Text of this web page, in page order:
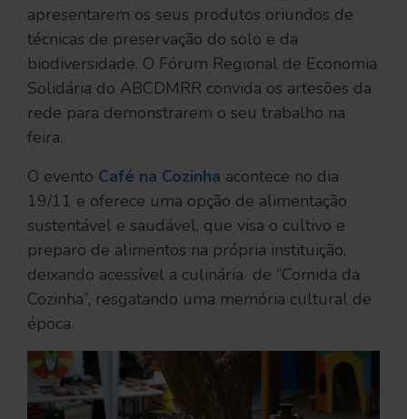
apresentarem os seus produtos oriundos de
técnicas de preservação do solo e da
biodiversidade. O Fórum Regional de Economia
Solidária do ABCDMRR convida os artesões da
rede para demonstrarem o seu trabalho na
feira.
O evento Café na Cozinha acontece no dia
19/11 e oferece uma opção de alimentação
sustentável e saudável, que visa o cultivo e
preparo de alimentos na própria instituição,
deixando acessível a culinária de “Comida da
Cozinha”, resgatando uma memória cultural de
época.